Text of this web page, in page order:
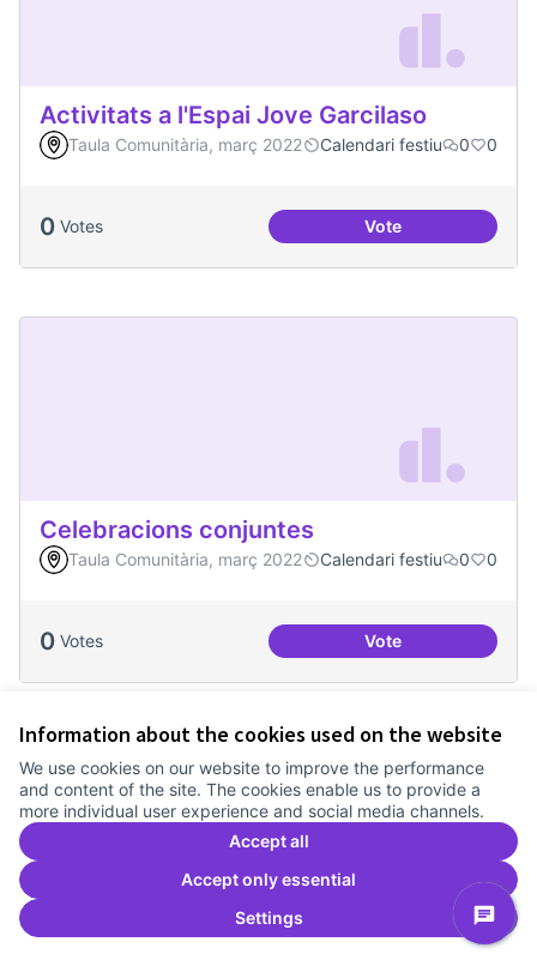
Information about the cookies used on the website
We use cookies on our website to improve the performance
and content of the site. The cookies enable us to provide a
more individual user experience and social media channels.
Accept all
Accept only essential
Settings
Activitats a l'Espai Jove Garcilaso
Taula Comunitària, març 2022 Calendari festiu 0 0
0 Votes VoteActivitats a l'Espai
Celebracions conjuntes
Taula Comunitària, març 2022 Calendari festiu 0 0
0 Votes VoteCelebracions
Dinàmiques participatives amb escoles